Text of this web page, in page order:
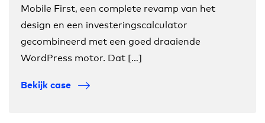
Mobile First, een complete revamp van het
design en een investeringscalculator
gecombineerd met een goed draaiende
WordPress motor. Dat […]
Bekijk case